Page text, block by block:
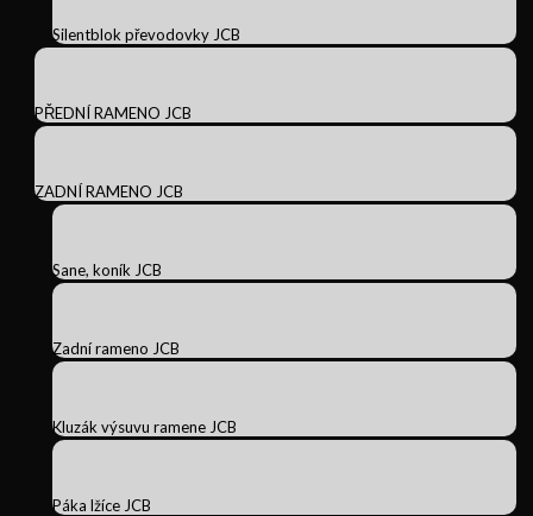
Silentblok převodovky JCB
PŘEDNÍ RAMENO JCB
ZADNÍ RAMENO JCB
Sane, koník JCB
Zadní rameno JCB
Kluzák výsuvu ramene JCB
Páka lžíce JCB